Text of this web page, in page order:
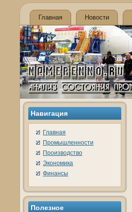
Главная Новости
Навигация
Главная
Промышленности
Производство
Экономика
Финансы
Полезное